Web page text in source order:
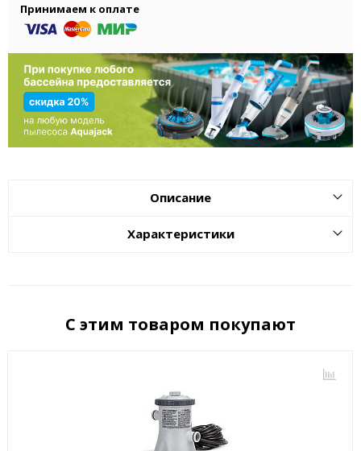
Принимаем к оплате
Описание
Характеристики
С этим товаром покупают